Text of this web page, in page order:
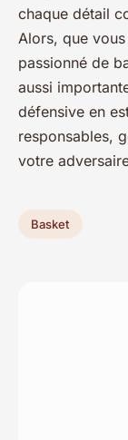
chaque détail
Alors, que
passionné de
aussi
défensive en
responsables,
votre
Basket